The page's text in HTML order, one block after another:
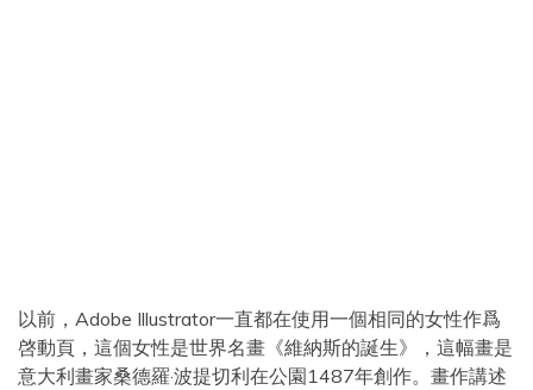
以前，Adobe Illustrator一直都在使用一個相同的女性作爲
啓動頁，這個女性是世界名畫《維納斯的誕生》，這幅畫是
意大利畫家桑德羅·波提切利在公園1487年創作。畫作講述